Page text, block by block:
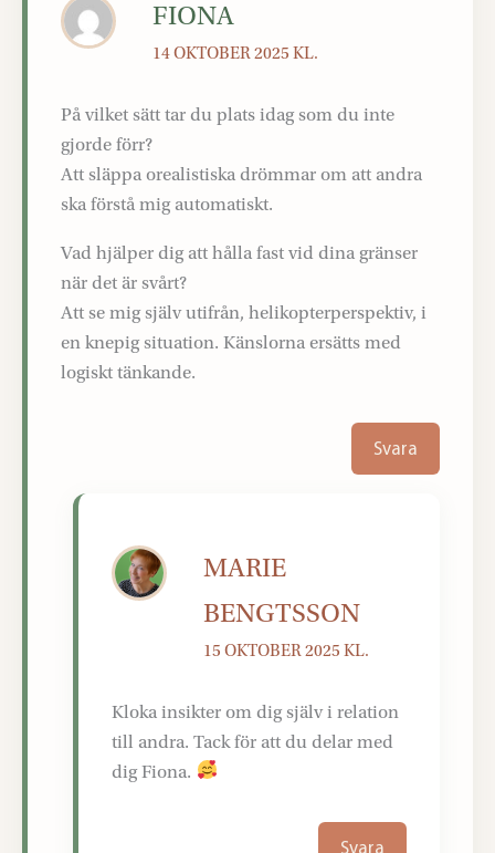
FIONA
14 OKTOBER 2025 KL.
På vilket sätt tar du plats idag som du inte
gjorde förr?
Att släppa orealistiska drömmar om att andra
ska förstå mig automatiskt.
Vad hjälper dig att hålla fast vid dina gränser
när det är svårt?
Att se mig själv utifrån, helikopterperspektiv, i
en knepig situation. Känslorna ersätts med
logiskt tänkande.
Svara
MARIE
BENGTSSON
15 OKTOBER 2025 KL.
Kloka insikter om dig själv i relation
till andra. Tack för att du delar med
dig Fiona.
Svara